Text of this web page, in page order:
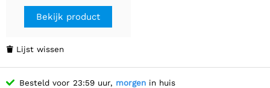
Bekijk product
 Lijst wissen
Besteld voor 23:59 uur, morgen in huis